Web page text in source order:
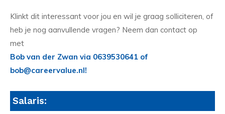
Klinkt dit interessant voor jou en wil je graag solliciteren, of
heb je nog aanvullende vragen? Neem dan contact op
met
Bob van der Zwan via 0639530641 of
bob@careervalue.nl!
Salaris: